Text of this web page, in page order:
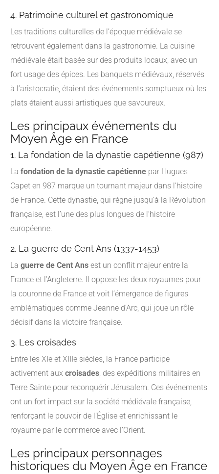
4. Patrimoine culturel et gastronomique
Les traditions culturelles de l’époque médiévale se
retrouvent également dans la gastronomie. La cuisine
médiévale était basée sur des produits locaux, avec un
fort usage des épices. Les banquets médiévaux, réservés
à l’aristocratie, étaient des événements somptueux où les
plats étaient aussi artistiques que savoureux.
Les principaux événements du
Moyen Âge en France
1. La fondation de la dynastie capétienne (987)
La fondation de la dynastie capétienne par Hugues
Capet en 987 marque un tournant majeur dans l’histoire
de France. Cette dynastie, qui règne jusqu’à la Révolution
française, est l’une des plus longues de l’histoire
européenne.
2. La guerre de Cent Ans (1337-1453)
La guerre de Cent Ans est un conflit majeur entre la
France et l’Angleterre. Il oppose les deux royaumes pour
la couronne de France et voit l’émergence de figures
emblématiques comme Jeanne d’Arc, qui joue un rôle
décisif dans la victoire française.
3. Les croisades
Entre les XIe et XIIIe siècles, la France participe
activement aux croisades , des expéditions militaires en
Terre Sainte pour reconquérir Jérusalem. Ces événements
ont un fort impact sur la société médiévale française,
renforçant le pouvoir de l’Église et enrichissant le
royaume par le commerce avec l’Orient.
Les principaux personnages
historiques du Moyen Âge en France